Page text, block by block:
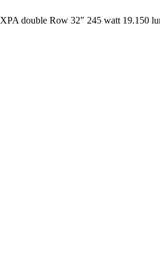
XPA double Row 32″ 245 watt 19.150